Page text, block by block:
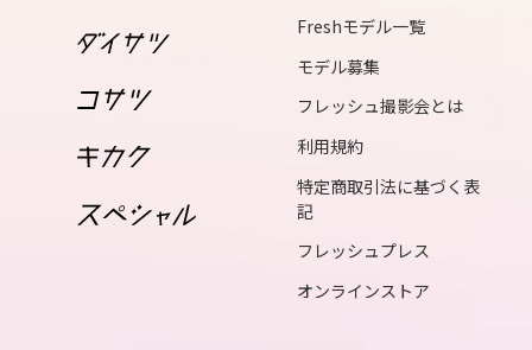
17
sat
18
sun
19
Freshモデル一覧
モデル募集
フレッシュ撮影会とは
利用規約
特定商取引法に基づく表
記
フレッシュプレス
オンラインストア